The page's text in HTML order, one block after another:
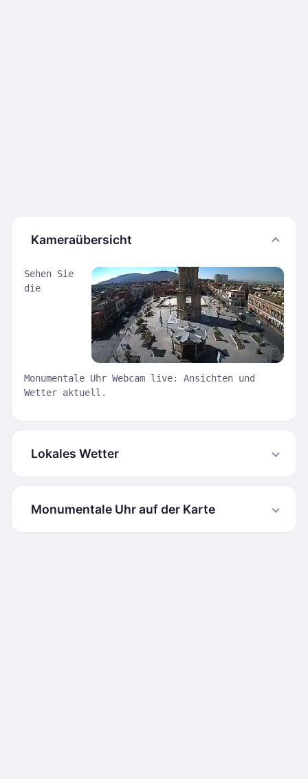
Kameraübersicht
Sehen Sie
die
Monumentale Uhr Webcam live: Ansichten und
Wetter aktuell.
Lokales Wetter
Monumentale Uhr auf der Karte